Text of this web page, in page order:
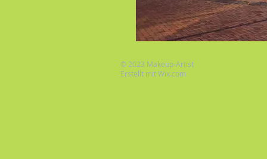
© 2023 Makeup-Artist
Erstellt mitWix.com